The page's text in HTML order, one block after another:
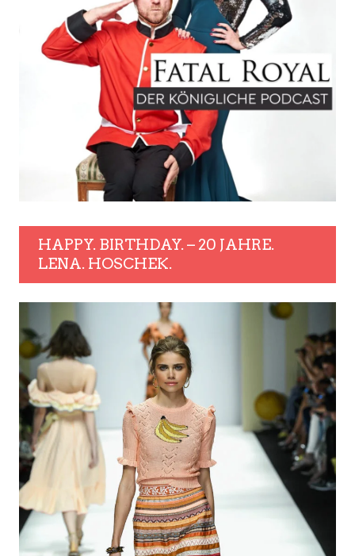
HAPPY. BIRTHDAY. – 20 JAHRE.
LENA. HOSCHEK.